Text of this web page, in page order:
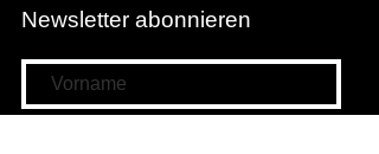
Newsletter abonnieren